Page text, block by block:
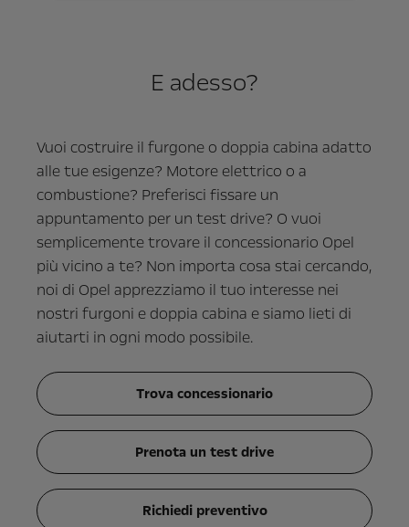
E adesso?
Vuoi costruire il furgone o doppia cabina adatto
alle tue esigenze? Motore elettrico o a
combustione? Preferisci fissare un
appuntamento per un test drive? O vuoi
semplicemente trovare il concessionario Opel
più vicino a te? Non importa cosa stai cercando,
noi di Opel apprezziamo il tuo interesse nei
nostri furgoni e doppia cabina e siamo lieti di
aiutarti in ogni modo possibile.
Trova concessionario
Prenota un test drive
Richiedi preventivo